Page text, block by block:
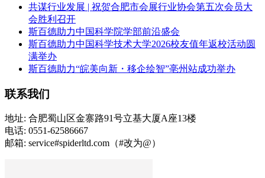
共谋行业发展 | 祝贺合肥市会展行业协会第五次会员大
会胜利召开
斯百德助力中国科学院学部前沿盛会
斯百德助力中国科学技术大学2026校友值年返校活动圆
满举办
斯百德助力“皖美向新・移企绘智”亳州站成功举办
联系我们
地址: 合肥蜀山区金寨路91号立基大厦A座13楼
电话: 0551-62586667
邮箱: service#spiderltd.com（#改为@）